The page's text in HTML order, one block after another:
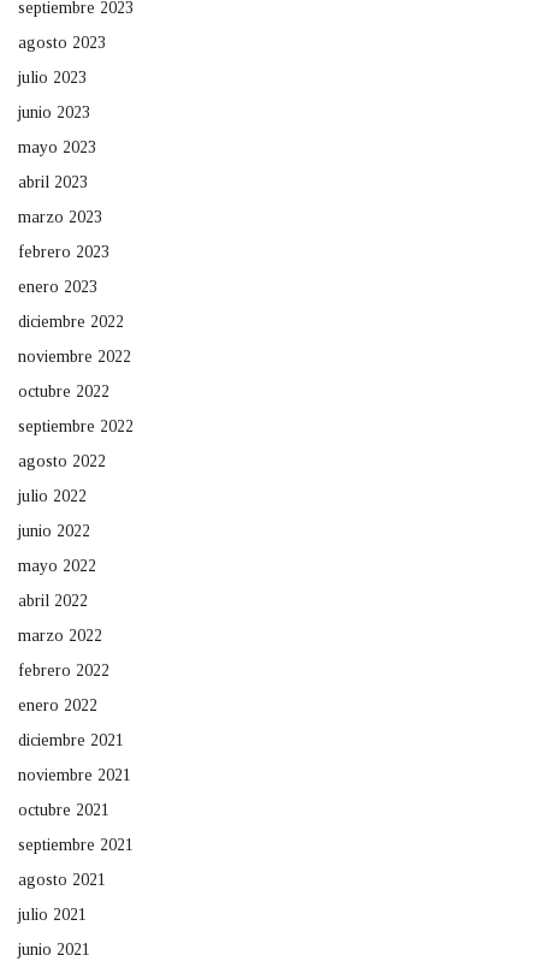
septiembre 2023
agosto 2023
julio 2023
junio 2023
mayo 2023
abril 2023
marzo 2023
febrero 2023
enero 2023
diciembre 2022
noviembre 2022
octubre 2022
septiembre 2022
agosto 2022
julio 2022
junio 2022
mayo 2022
abril 2022
marzo 2022
febrero 2022
enero 2022
diciembre 2021
noviembre 2021
octubre 2021
septiembre 2021
agosto 2021
julio 2021
junio 2021